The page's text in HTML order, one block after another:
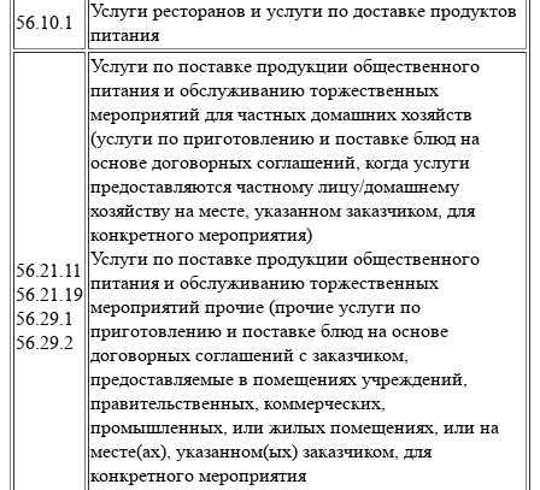
56.10.1
Услуги ресторанов и услуги по доставке продуктов
питания
56.21.11
56.21.19
56.29.1
56.29.2
Услуги по поставке продукции общественного
питания и обслуживанию торжественных
мероприятий для частных домашних хозяйств
(услуги по приготовлению и поставке блюд на
основе договорных соглашений, когда услуги
предоставляются частному лицу/домашнему
хозяйству на месте, указанном заказчиком, для
конкретного мероприятия)
Услуги по поставке продукции общественного
питания и обслуживанию торжественных
мероприятий прочие (прочие услуги по
приготовлению и поставке блюд на основе
договорных соглашений с заказчиком,
предоставляемые в помещениях учреждений,
правительственных, коммерческих,
промышленных, или жилых помещениях, или на
месте(ах), указанном(ых) заказчиком, для
конкретного мероприятия